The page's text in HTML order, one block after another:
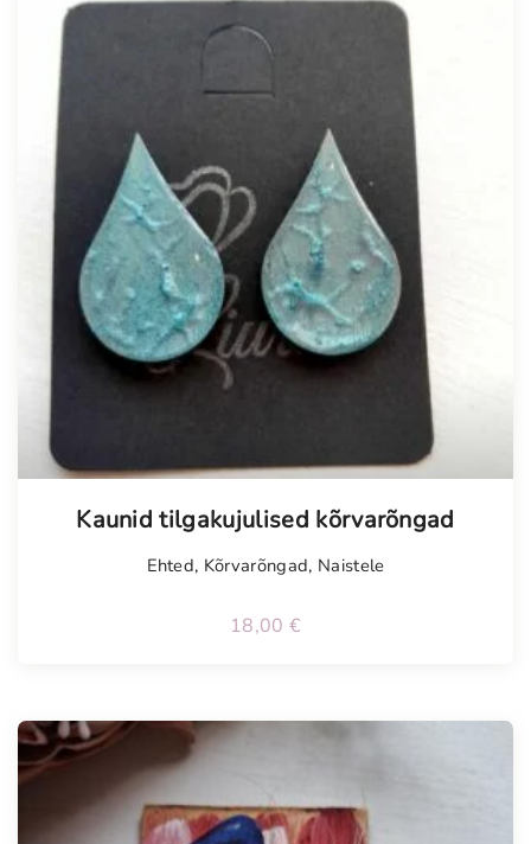
Kaunid tilgakujulised kõrvarõngad
Ehted, Kõrvarõngad, Naistele
18,00 €